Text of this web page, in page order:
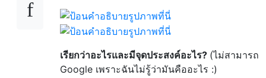
เรียกว่าอะไรและมีจุดประสงค์อะไร? (ไม่สามารถ
Google เพราะฉันไม่รู้ว่ามันคืออะไร :)